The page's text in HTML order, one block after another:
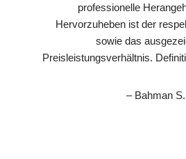
professionelle
Hervorzuheben ist der
sowie das
Preisleistungsverhältnis.
– Bahman S.